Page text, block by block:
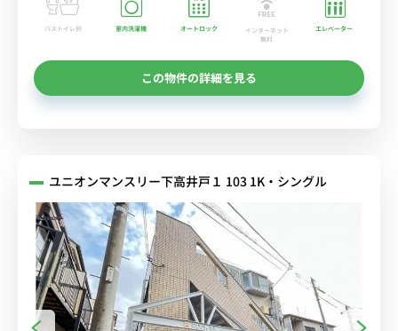
バストイレ別 室内洗濯機 オートロック
インターネット
無料
エレベーター
この物件の詳細を見る
ユニオンマンスリー下高井戸１ 103 1K・シングル